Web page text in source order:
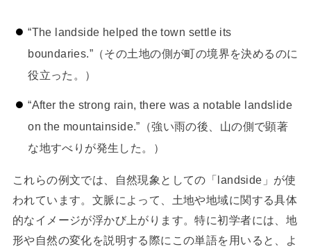
“The landside helped the town settle its
boundaries.”（その土地の側が町の境界を決めるのに
役立った。）
“After the strong rain, there was a notable landslide
on the mountainside.”（強い雨の後、山の側で顕著
な地すべりが発生した。）
これらの例文では、自然現象としての「landside」が使
われています。文脈によって、土地や地域に関する具体
的なイメージが浮かび上がります。特に初学者には、地
形や自然の変化を説明する際にこの単語を用いると、よ